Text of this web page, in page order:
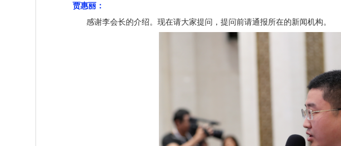
贾惠丽：
感谢李会长的介绍。现在请大家提问，提问前请通报所在的新闻机构。